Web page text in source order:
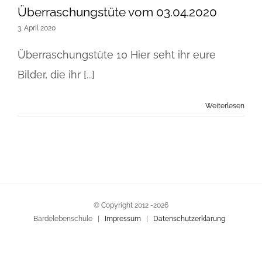
Überraschungstüte vom 03.04.2020
3. April 2020
Überraschungstüte 10 Hier seht ihr eure
Bilder, die ihr [...]
Weiterlesen
© Copyright 2012 -2026
Bardelebenschule | Impressum | Datenschutzerklärung